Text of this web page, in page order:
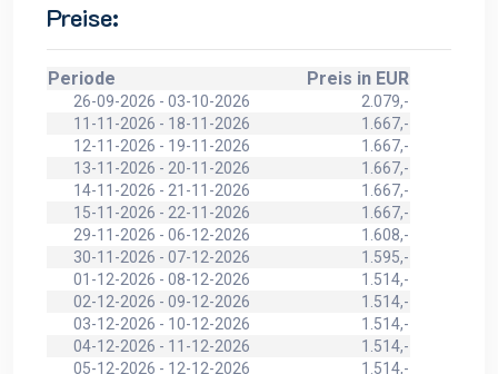
Preise:
Periode Preis in EUR
26-09-2026 - 03-10-2026
2.079,-
11-11-2026 - 18-11-2026
1.667,-
12-11-2026 - 19-11-2026
1.667,-
13-11-2026 - 20-11-2026
1.667,-
14-11-2026 - 21-11-2026
1.667,-
15-11-2026 - 22-11-2026
1.667,-
29-11-2026 - 06-12-2026
1.608,-
30-11-2026 - 07-12-2026
1.595,-
01-12-2026 - 08-12-2026
1.514,-
02-12-2026 - 09-12-2026
1.514,-
03-12-2026 - 10-12-2026
1.514,-
04-12-2026 - 11-12-2026
1.514,-
05-12-2026 - 12-12-2026
1.514,-